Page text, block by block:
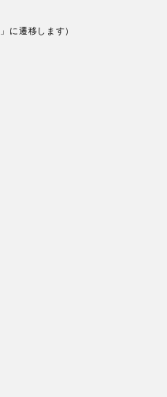
に遷移します）